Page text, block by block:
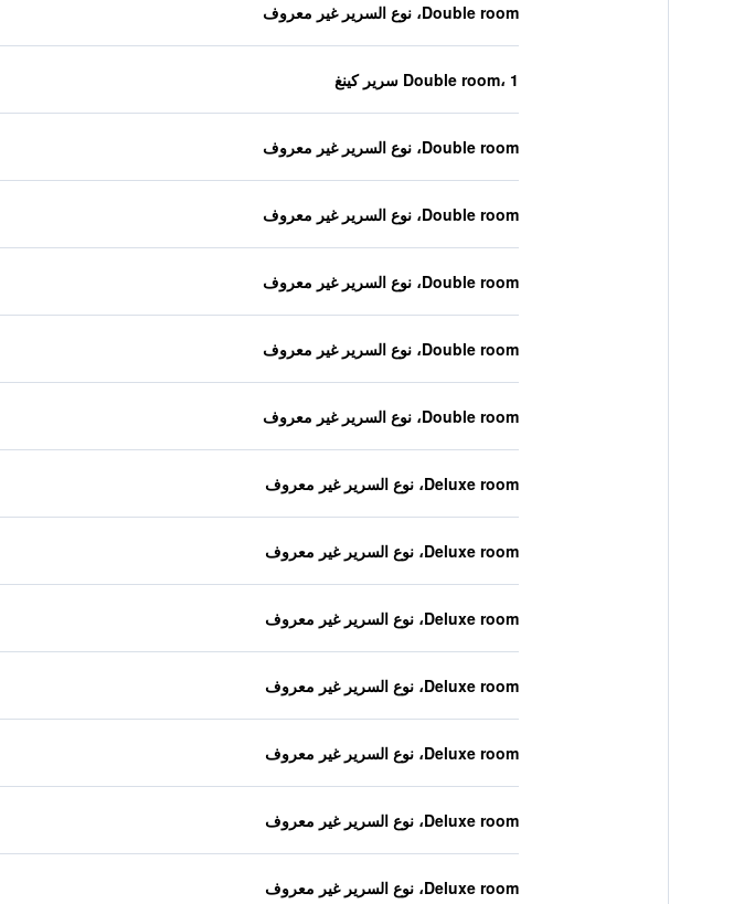
Double room، نوع السرير غير معروف
Double room، 1 سرير كينغ
Double room، نوع السرير غير معروف
Double room، نوع السرير غير معروف
Double room، نوع السرير غير معروف
Double room، نوع السرير غير معروف
Double room، نوع السرير غير معروف
Deluxe room، نوع السرير غير معروف
Deluxe room، نوع السرير غير معروف
Deluxe room، نوع السرير غير معروف
Deluxe room، نوع السرير غير معروف
Deluxe room، نوع السرير غير معروف
Deluxe room، نوع السرير غير معروف
Deluxe room، نوع السرير غير معروف